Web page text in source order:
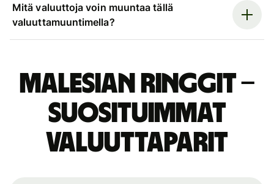
Mitä valuuttoja voin muuntaa tällä
valuuttamuuntimella?
Malesian ringgit –
suosituimmat
valuuttaparit